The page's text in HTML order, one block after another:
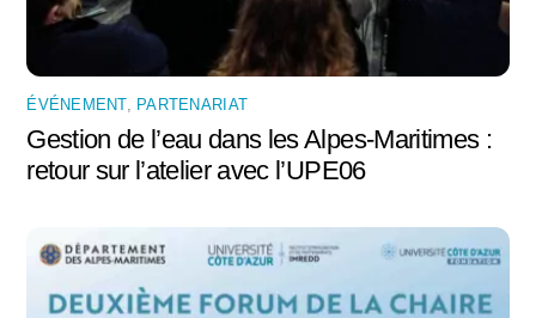
ÉVÉNEMENT, PARTENARIAT
Gestion de l’eau dans les Alpes-Maritimes :
retour sur l’atelier avec l’UPE06